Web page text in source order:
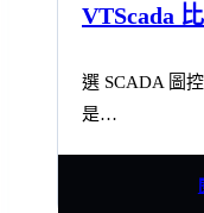
VTScada
選 SCADA 圖
是…